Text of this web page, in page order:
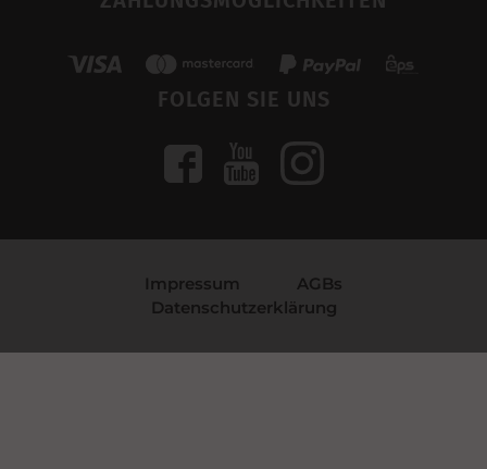
FOLGEN SIE UNS
Impressum
AGBs
Datenschutzerklärung